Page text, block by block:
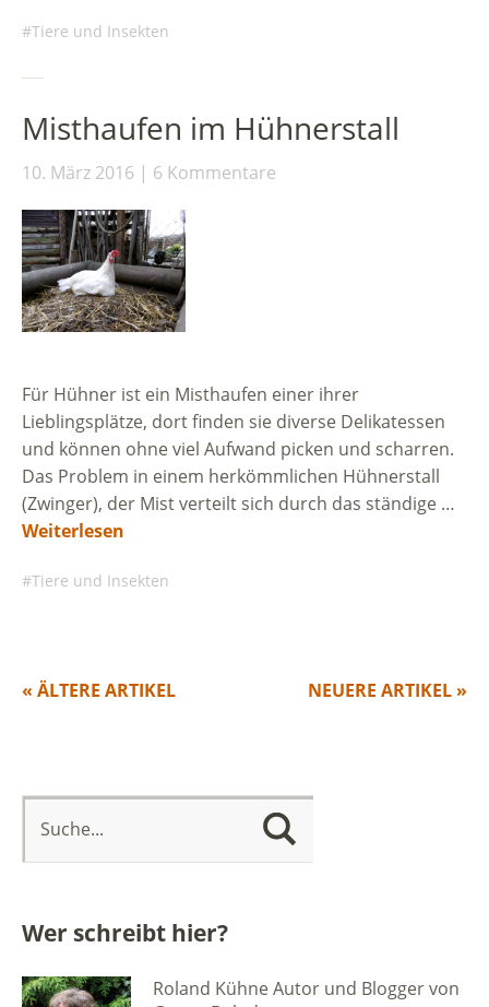
Tiere und Insekten
Misthaufen im Hühnerstall
10. März 2016 6 Kommentare
Für Hühner ist ein Misthaufen einer ihrer
Lieblingsplätze, dort finden sie diverse Delikatessen
und können ohne viel Aufwand picken und scharren.
Das Problem in einem herkömmlichen Hühnerstall
(Zwinger), der Mist verteilt sich durch das ständige …
Weiterlesen
Tiere und Insekten
« ÄLTERE ARTIKEL NEUERE ARTIKEL »
Wer schreibt hier?
Roland Kühne Autor und Blogger von